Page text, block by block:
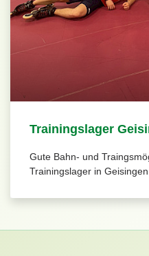
Trainingslager
Gute Bahn- und
Trainingslager in Geisingen